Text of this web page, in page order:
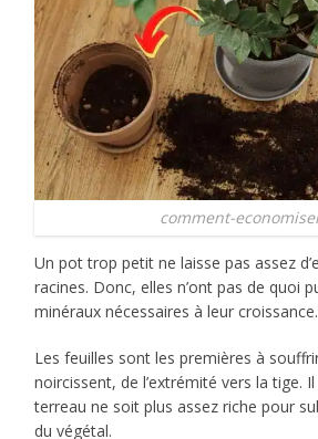
comment-
Un pot trop petit ne laisse pas assez
racines. Donc, elles n’ont pas de quoi
minéraux nécessaires à leur croissance.
Les feuilles sont les premières à
noircissent, de l’extrémité vers la tige.
terreau ne soit plus assez riche pour
du végétal.